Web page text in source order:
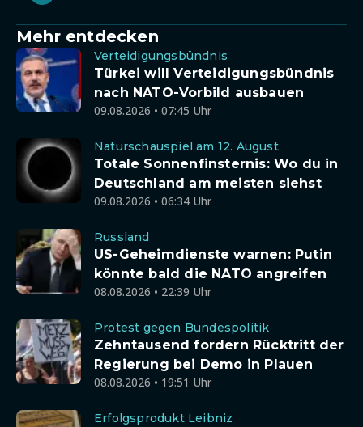
Mehr entdecken
Verteidigungsbündnis
Türkei will Verteidigungsbündnis
nach NATO-Vorbild ausbauen
09.08.2026 • 07:45 Uhr
Naturschauspiel am 12. August
Totale Sonnenfinsternis: Wo du in
Deutschland am meisten siehst
09.08.2026 • 06:34 Uhr
Russland
US-Geheimdienste warnen: Putin
könnte bald die NATO angreifen
08.08.2026 • 22:39 Uhr
Protest gegen Bundespolitik
Zehntausend fordern Rücktritt der
Regierung bei Demo in Plauen
08.08.2026 • 19:51 Uhr
Erfolgsprodukt Leibniz